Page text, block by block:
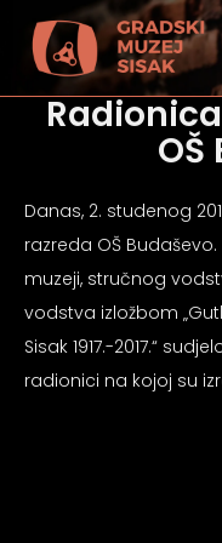
OŠ
Danas, 2. studenog
razreda OŠ
muzeji, stručnog
vodstva izložbom
Sisak 1917.-2017.“
radionici na kojoj su